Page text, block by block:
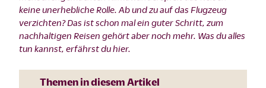
keine unerhebliche Rolle. Ab und zu auf das Flugzeug
verzichten? Das ist schon mal ein guter Schritt, zum
nachhaltigen Reisen gehört aber noch mehr. Was du alles
tun kannst, erfährst du hier.
Themen in diesem Artikel